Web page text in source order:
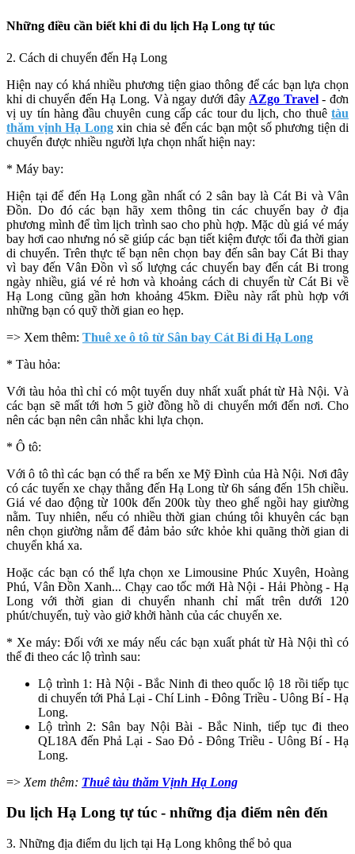
Những điều cần biết khi đi du lịch Hạ Long tự túc
2. Cách di chuyển đến Hạ Long
Hiện nay có khá nhiều phương tiện giao thông để các bạn lựa chọn
khi di chuyển đến Hạ Long. Và ngay dưới đây AZgo Travel- đơn
vị uy tín hàng đầu chuyên cung cấp các tour du lịch, cho thuê tàu
thăm vịnh Hạ Longxin chia sẻ đến các bạn một số phương tiện di
chuyển được nhiều người lựa chọn nhất hiện nay:
* Máy bay:
Hiện tại để đến Hạ Long gần nhất có 2 sân bay là Cát Bi và Vân
Đồn. Do đó các bạn hãy xem thông tin các chuyến bay ở địa
phương mình để tìm lịch trình sao cho phù hợp. Mặc dù giá vé máy
bay hơi cao nhưng nó sẽ giúp các bạn tiết kiệm được tối đa thời gian
di chuyển. Trên thực tế bạn nên chọn bay đến sân bay Cát Bi thay
vì bay đến Vân Đồn vì số lượng các chuyến bay đến cát Bi trong
ngày nhiều, giá vé rẻ hơn và khoảng cách di chuyển từ Cát Bi về
Hạ Long cũng gần hơn khoảng 45km. Điều này rất phù hợp với
những bạn có quỹ thời gian eo hẹp.
=> Xem thêm: Thuê xe ô tô từ Sân bay Cát Bi đi Hạ Long
* Tàu hỏa:
Với tàu hỏa thì chỉ có một tuyến duy nhất xuất phát từ Hà Nội. Và
các bạn sẽ mất tới hơn 5 giờ đồng hồ di chuyển mới đến nơi. Cho
nên các bạn nên cân nhắc khi lựa chọn.
* Ô tô:
Với ô tô thì các bạn có thể ra bến xe Mỹ Đình của Hà Nội. Nơi đây
có các tuyến xe chạy thẳng đến Hạ Long từ 6h sáng đến 15h chiều.
Giá vé dao động từ 100k đến 200k tùy theo ghế ngồi hay giường
nằm. Tuy nhiên, nếu có nhiều thời gian chúng tôi khuyên các bạn
nên chọn giường nằm để đảm bảo sức khỏe khi quãng thời gian di
chuyển khá xa.
Hoặc các bạn có thể lựa chọn xe Limousine Phúc Xuyên, Hoàng
Phú, Vân Đồn Xanh... Chạy cao tốc mới Hà Nội - Hải Phòng - Hạ
Long với thời gian di chuyển nhanh chỉ mất trên dưới 120
phút/chuyến, tuỳ vào giở khởi hành của các chuyến xe.
* Xe máy: Đối với xe máy nếu các bạn xuất phát từ Hà Nội thì có
thể đi theo các lộ trình sau:
Lộ trình 1: Hà Nội - Bắc Ninh đi theo quốc lộ 18 rồi tiếp tục
di chuyển tới Phả Lại - Chí Linh - Đông Triều - Uông Bí - Hạ
Long.
Lộ trình 2: Sân bay Nội Bài - Bắc Ninh, tiếp tục đi theo
QL18A đến Phả Lại - Sao Đỏ - Đông Triều - Uông Bí - Hạ
Long.
=> Xem thêm: Thuê tàu thăm Vịnh Hạ Long
Du lịch Hạ Long tự túc - những địa điểm nên đến
3. Những địa điểm du lịch tại Hạ Long không thể bỏ qua